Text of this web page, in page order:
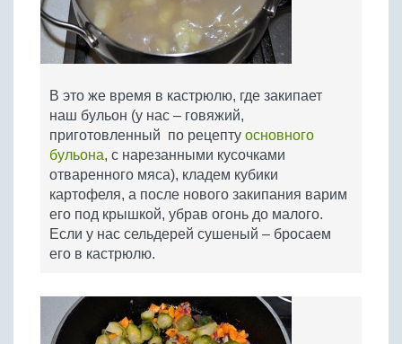
В это же время в кастрюлю, где закипает
наш бульон (у нас – говяжий,
приготовленный по рецепту основного
бульона, с нарезанными кусочками
отваренного мяса), кладем кубики
картофеля, а после нового закипания варим
его под крышкой, убрав огонь до малого.
Если у нас сельдерей сушеный – бросаем
его в кастрюлю.